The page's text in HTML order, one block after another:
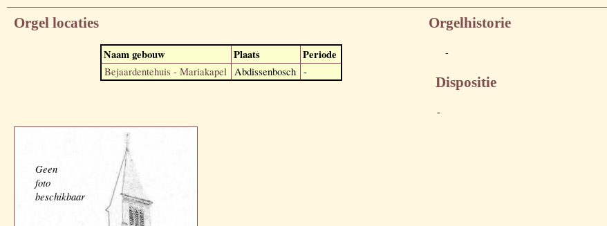
Orgel locaties
Naam gebouw Plaats Periode
Bejaardentehuis - Mariakapel Abdissenbosch -
Orgelhistorie
-
Dispositie
-
Geen
foto
beschikbaar